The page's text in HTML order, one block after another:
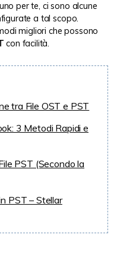
per te, ci sono alcune
a tal scopo.
migliori che possono
con facilità.
tra File OST e PST
3 Metodi Rapidi e
PST (Secondo la
PST – Stellar